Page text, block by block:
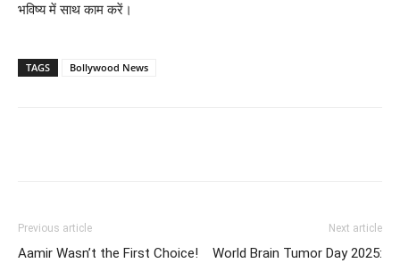
भविष्य में साथ काम करें।
TAGS Bollywood News
Previous article
Aamir Wasn’t the First Choice!
Next article
World Brain Tumor Day 2025: